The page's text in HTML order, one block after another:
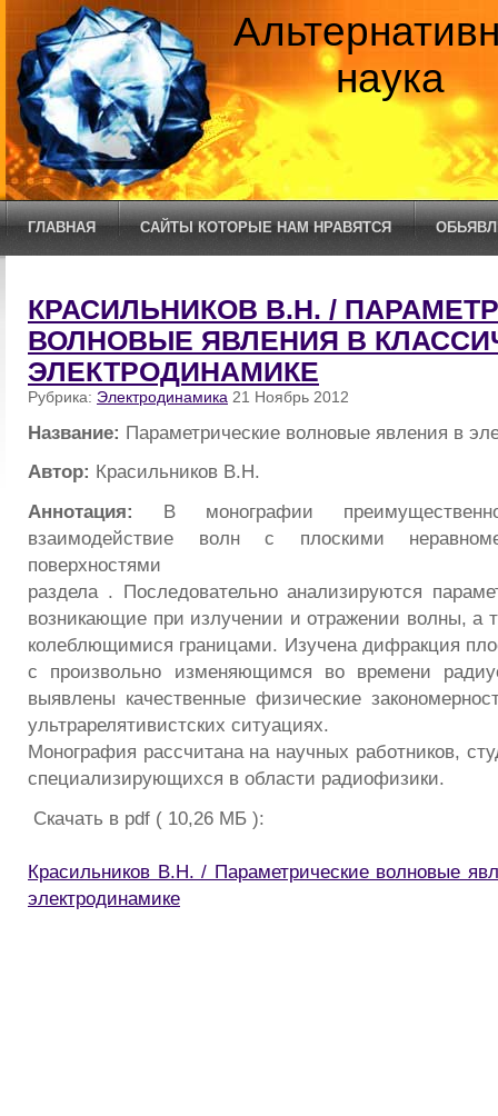
наука
ГЛАВНАЯ САЙТЫ КОТОРЫЕ НАМ НРАВЯТСЯ
КРАСИЛЬНИКОВ В.Н. /
ВОЛНОВЫЕ ЯВЛЕНИЯ В
ЭЛЕКТРОДИНАМИКЕ
Рубрика: Электродинамика 21 Ноябрь 2012
Название: Параметрические волновые явления в
Автор: Красильников В.Н.
Аннотация: В монографии преимущественно
взаимодействие волн с плоскими
поверхностями
раздела . Последовательно анализируются
возникающие при излучении и отражении волны, а
колеблющимися границами. Изучена дифракция
с произвольно изменяющимся во времени
выявлены качественные физические
ультрарелятивистских ситуациях.
Монография рассчитана на научных работников,
специализирующихся в области радиофизики.
Скачать в pdf ( 10,26 МБ ):
Красильников В.Н. / Параметрические волновые
электродинамике